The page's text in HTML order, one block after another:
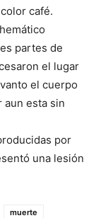
café.
partes de
el lugar
el cuerpo
aun esta sin
por
una lesión
muerte